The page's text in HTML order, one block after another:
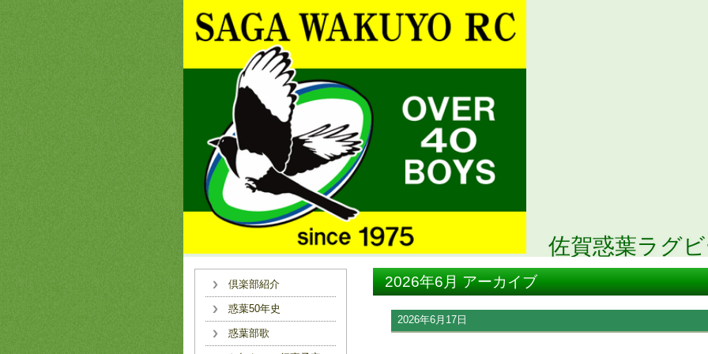
佐賀惑葉ラグ
2026年6月 アーカイブ
2026年6月17日
倶楽部紹介
惑葉50年史
惑葉部歌